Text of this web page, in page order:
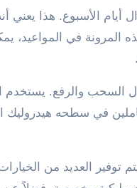
الأسبوع. هذا يعني
المرونة في المواعيد،
السحب والرفع. يستخدم
في سطحه هيدروليك
العديد من